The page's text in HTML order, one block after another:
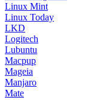
Linux Mint
Linux Today
LKD
Logitech
Lubuntu
Macpup
Mageia
Manjaro
Mate